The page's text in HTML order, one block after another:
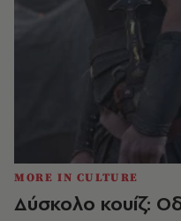
MORE IN CULTURE
Δύσκολο κουίζ: